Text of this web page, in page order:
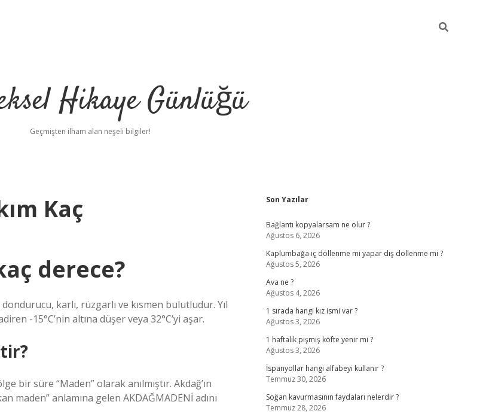
Hikaye Günlüğü
Geçmişten ilham alan neşeli bilgiler!
Kaç
derece?
karlı, rüzgarlı ve kısmen bulutludur. Yıl
-15°C’nin altına düşer veya 32°C’yi aşar.
bir süre “Maden” olarak anılmıştır. Akdağ’ın
maden” anlamına gelen AKDAĞMADENİ adını
Sidebar
Son Yazılar
Bağlantı kopyalarsam ne olur ?
Ağustos 6, 2026
Kaplumbağa iç döllenme mi yapar dış döllenme mi ?
Ağustos 5, 2026
Ava ne ?
Ağustos 4, 2026
1 sırada hangi kız ismi var ?
Ağustos 3, 2026
1 haftalık pişmiş köfte yenir mi ?
Ağustos 3, 2026
İspanyollar hangi alfabeyi kullanır ?
Temmuz 30, 2026
Soğan kavurmasının faydaları nelerdir ?
Temmuz 28, 2026